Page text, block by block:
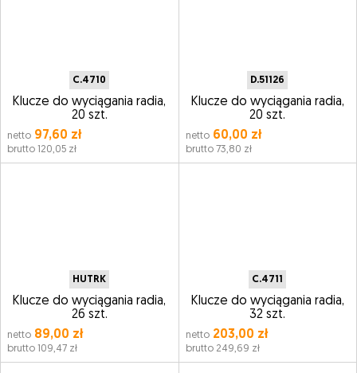
C.4710
Klucze do wyciągania radia,
20 szt.
netto 97,60 zł
brutto 120,05 zł
D.51126
Klucze do wyciągania radia,
20 szt.
netto60,00 zł
brutto 73,80 zł
HUTRK
Klucze do wyciągania radia,
26 szt.
netto 89,00 zł
brutto 109,47 zł
C.4711
Klucze do wyciągania radia,
32 szt.
netto203,00 zł
brutto 249,69 zł